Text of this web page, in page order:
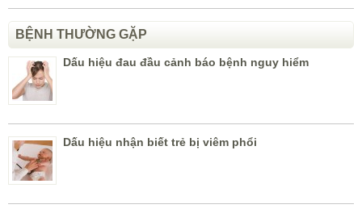
BỆNH THƯỜNG GẶP
Dấu hiệu đau đầu cảnh báo bệnh nguy hiểm
Dấu hiệu nhận biết trẻ bị viêm phổi